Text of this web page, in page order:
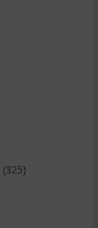
(325)